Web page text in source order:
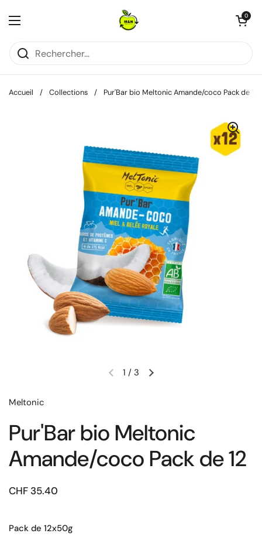
Ouvrir le menu
Ouvrir le
0
Accueil / Collections / Pur'Bar bio Meltonic Amande/coco Pack de 12
1 / 3
Meltonic
Pur'Bar bio Meltonic
Amande/coco Pack de 12
CHF 35.40
Pack de 12x50g